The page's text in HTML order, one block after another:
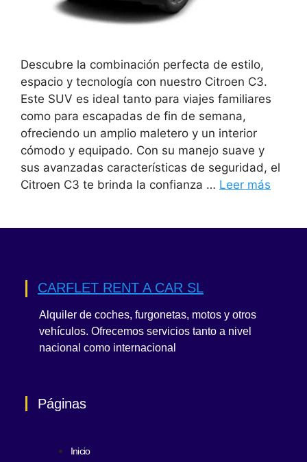
Descubre la combinación perfecta de estilo,
espacio y tecnología con nuestro Citroen C3.
Este SUV es ideal tanto para viajes familiares
como para escapadas de fin de semana,
ofreciendo un amplio maletero y un interior
cómodo y equipado. Con su manejo suave y
sus avanzadas características de seguridad, el
Citroen C3 te brinda la confianza … Leer más
CARFLET RENT A CAR SL
Alquiler de coches, furgonetas, motos y otros
vehículos. Ofrecemos servicios tanto a nivel
nacional como internacional
Páginas
Inicio